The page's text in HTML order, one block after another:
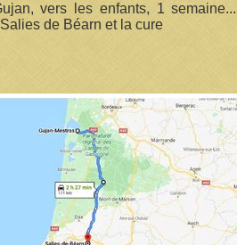
vers les enfants, 1
de Béarn et la cure